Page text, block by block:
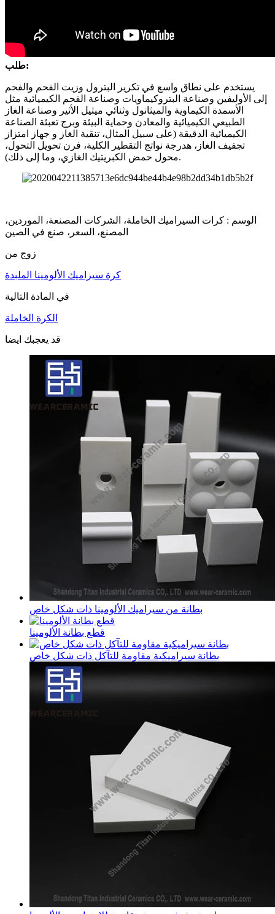
طلب:
يستخدم على نطاق واسع في تكرير البترول وزيت الفحم والفحم
إلى الأوليفين وصناعة البتروكيماويات وصناعة الفحم الكيميائية مثل
الأسمدة الكيماوية والميثانول وثنائي ميثيل الأثير وصناعة الغاز
الطبيعي الكيميائية والمعادن وحماية البيئة وبرج تعبئة الصناعة
الكيميائية الدقيقة (على سبيل المثال، تنقية الغاز و جهاز امتزاز
تجفيف الغاز، هدرجة نواتج التقطير الكلية، فرن تحويل التحول،
محول حمض الكبريتيك الغازي، وما إلى ذلك).
الوسم : كرات السيراميك الخاملة، الشركات المصنعة، الموردين،
المصنع، السعر، صنع في الصين
زوج من
كرة سيراميك الألومينا الملبدة
في المادة التالية
الكرة الخاملة
قد يعجبك ايضا
بطانة من سيراميك الألومينا ذات شكل خاص
قطع بطانة الألومينا
بطانة سيراميكية مقاومة للتآكل ذات شكل خاص